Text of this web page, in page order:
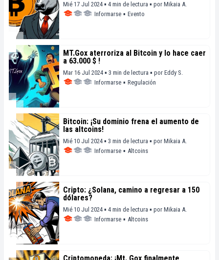
Mié 17 Jul 2024 ▪ 4 min de lectura ▪ por Mikaia A.
Informarse ▪ Evento
MT.Gox aterroriza al Bitcoin y lo hace caer
a 63.000 $ !
Mar 16 Jul 2024 ▪ 3 min de lectura ▪ por Eddy S.
Informarse ▪ Regulación
Bitcoin: ¡Su dominio frena el aumento de
las altcoins!
Mié 10 Jul 2024 ▪ 3 min de lectura ▪ por Mikaia A.
Informarse ▪ Altcoins
Cripto: ¿Solana, camino a regresar a 150
dólares?
Mié 10 Jul 2024 ▪ 4 min de lectura ▪ por Mikaia A.
Informarse ▪ Altcoins